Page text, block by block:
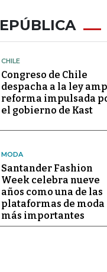
CHILE
Congreso de Chile
despacha a la ley
reforma impulsada
el gobierno de Kast
MODA
Santander Fashion
Week celebra nueve
años como una de las
plataformas de moda
más importantes